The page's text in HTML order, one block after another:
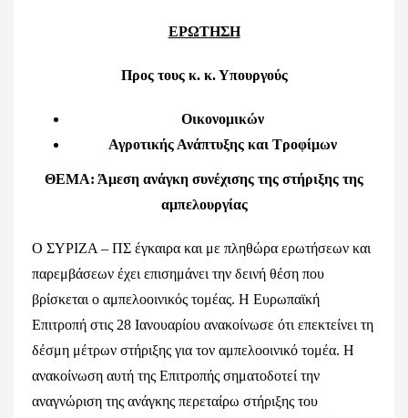
ΕΡΩΤΗΣΗ
Προς τους κ. κ. Υπουργούς
Οικονομικών
Αγροτικής Ανάπτυξης και Τροφίμων
ΘΕΜΑ: Άμεση ανάγκη συνέχισης της στήριξης της
αμπελουργίας
Ο ΣΥΡΙΖΑ – ΠΣ έγκαιρα και με πληθώρα ερωτήσεων και
παρεμβάσεων έχει επισημάνει την δεινή θέση που
βρίσκεται ο αμπελοοινικός τομέας. Η Ευρωπαϊκή
Επιτροπή στις 28 Ιανουαρίου ανακοίνωσε ότι επεκτείνει τη
δέσμη μέτρων στήριξης για τον αμπελοοινικό τομέα. Η
ανακοίνωση αυτή της Επιτροπής σηματοδοτεί την
αναγνώριση της ανάγκης περεταίρω στήριξης του